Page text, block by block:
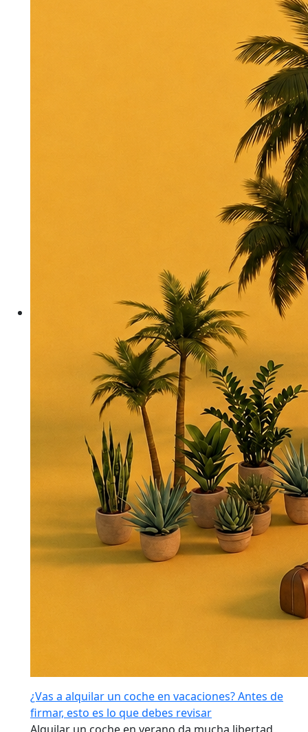
¿Vas a alquilar un coche en vacaciones? Antes de
firmar, esto es lo que debes revisar